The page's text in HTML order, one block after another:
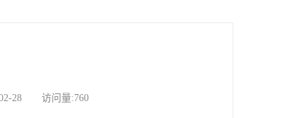
02-28 访问量:760